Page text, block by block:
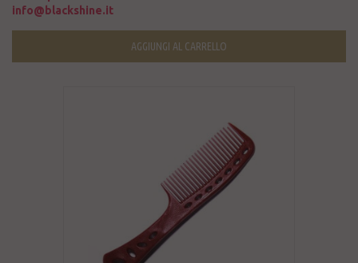
info@blackshine.it
AGGIUNGI AL CARRELLO